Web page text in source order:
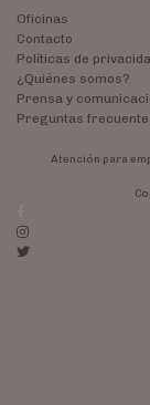
Oficinas
Contacto
Políticas de
¿Quiénes somos?
Prensa y
Preguntas
Atención para